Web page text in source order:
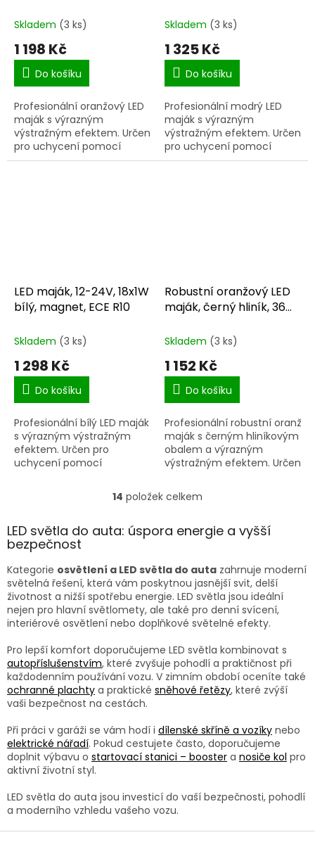
Skladem (3 ks)
1 198 Kč
Do košíku
Profesionální oranžový LED
maják s výrazným
výstražným efektem. Určen
pro uchycení pomocí
magnetu.
Skladem (3 ks)
1 325 Kč
Do košíku
Profesionální modrý LED
maják s výrazným
výstražným efektem. Určen
pro uchycení pomocí
magnetu.
LED maják, 12-24V, 18x1W
bílý, magnet, ECE R10
Skladem (3 ks)
1 298 Kč
Do košíku
Profesionální bílý LED maják
s výrazným výstražným
efektem. Určen pro
uchycení pomocí
Robustní oranžový LED
maják, černý hliník, 36W,
Skladem (3 ks)
1 152 Kč
Do košíku
Profesionální robustní
maják s černým hliníkovým
obalem a výrazným
výstražným efektem. Určen
pomocí šroubů.
O
l
a
c
í
p
r
k
y
v
ý
s
u
14 položek celkem
LED světla do auta: úspora energie a vyšší
bezpečnost
Kategorie osvětlení a LED světla do auta zahrnuje moderní
světelná řešení, která vám poskytnou jasnější svit, delší
životnost a nižší spotřebu energie. LED světla jsou ideální
nejen pro hlavní světlomety, ale také pro denní svícení,
interiérové osvětlení nebo doplňkové světelné efekty.
Pro lepší komfort doporučujeme LED světla kombinovat s
autopříslušenstvím, které zvyšuje pohodlí a praktičnost při
každodenním používání vozu. V zimním období oceníte také
ochranné plachty a praktické sněhové řetězy, které zvýší
vaši bezpečnost na cestách.
Při práci v garáži se vám hodí i dílenské skříně a vozíky nebo
elektrické nářadí. Pokud cestujete často, doporučujeme
doplnit výbavu o startovací stanici – booster a nosiče kol pro
aktivní životní styl.
LED světla do auta jsou investicí do vaší bezpečnosti, pohodlí
a moderního vzhledu vašeho vozu.
Z